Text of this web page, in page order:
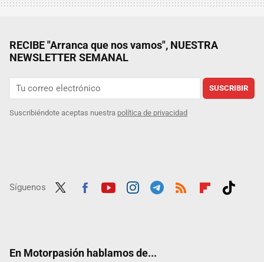
RECIBE "Arranca que nos vamos", NUESTRA
NEWSLETTER SEMANAL
SUSCRIBIR
Suscribiéndote aceptas nuestra política de privacidad
Síguenos
En Motorpasión hablamos de...